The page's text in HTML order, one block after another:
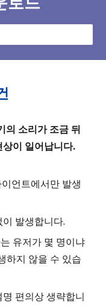
의 소리가 조금 뒤
이 일어납니다.
언트에서만 발생
발생합니다.
유저가 몇 명이냐
하지 않을 수 있습
편의상 생략합니